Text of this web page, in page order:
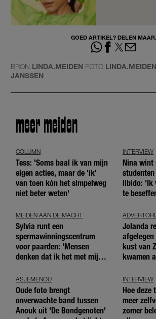
GOED ARTIKEL? DELEN MAAR.
BRON LINDA.MEIDEN FOTO
JANSSEN
meer meiden
COLUMN
Tess: 'Soms baal ik van mijn
eigen acties, maar de 'ik'
van toen kón het simpelweg
niet beter weten'
INTERVIEW
Nina wint
libido: 'Ik
te
MEIDEN AAN DE MACHT
Sylvia runt een
spermawinningscentrum
voor paarden: 'Mensen
denken dat ik het met mijn
Jolanda
kust van
kwamen
ASJEMENOU
Oude foto brengt
onverwachte band tussen
Anouk uit 'De Bondgenoten'
INTERVIEW
Hoe deze
meer
zomer